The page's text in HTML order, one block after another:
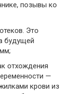
позывы ко
Это
будущей
отхождения
—
крови из